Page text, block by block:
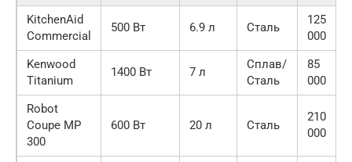
KitchenAid
Commercial
500 Вт 6.9 л Сталь
125
000
Kenwood
Titanium
1400 Вт 7 л
Сплав/
Сталь
85
000
Robot
Coupe MP
300
600 Вт 20 л Сталь
210
000